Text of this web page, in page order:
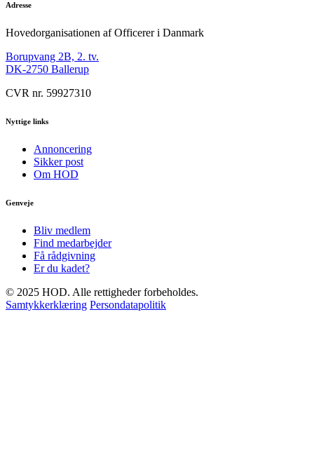
Adresse
Hovedorganisationen af Officerer i Danmark
Borupvang 2B, 2. tv.
DK-2750 Ballerup
CVR nr. 59927310
Nyttige links
Annoncering
Sikker post
Om HOD
Genveje
Bliv medlem
Find medarbejder
Få rådgivning
Er du kadet?
© 2025 HOD. Alle rettigheder forbeholdes.
Samtykkerklæring Persondatapolitik